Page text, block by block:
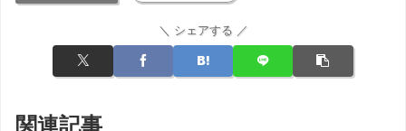
＼ シェアする ／
関連記事